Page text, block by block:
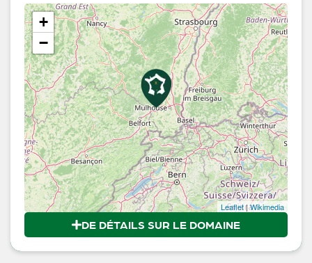
+
−
Leaflet|Wikimedia
DE DÉTAILS SUR LE DOMAINE